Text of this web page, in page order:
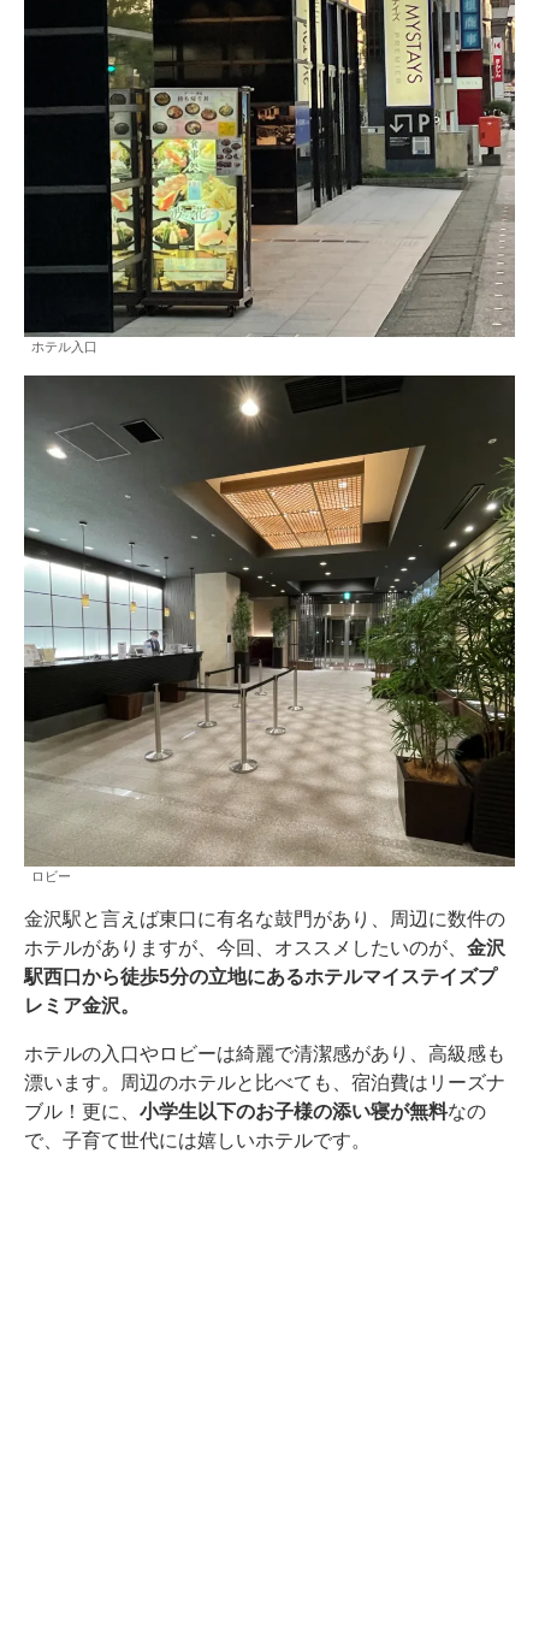
ホテル入口
ロビー
金沢駅と言えば東口に有名な鼓門があり、周辺に数件の
ホテルがありますが、今回、オススメしたいのが、 金沢
駅西口から徒歩5分の立地にあるホテルマイステイズプ
レミア金沢。
ホテルの入口やロビーは綺麗で清潔感があり、高級感も
漂います。周辺のホテルと比べても、宿泊費はリーズナ
ブル！更に、 小学生以下のお子様の添い寝が無料なの
で、子育て世代には嬉しいホテルです。